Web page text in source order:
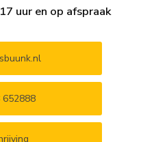
uur en op afspraak
652888